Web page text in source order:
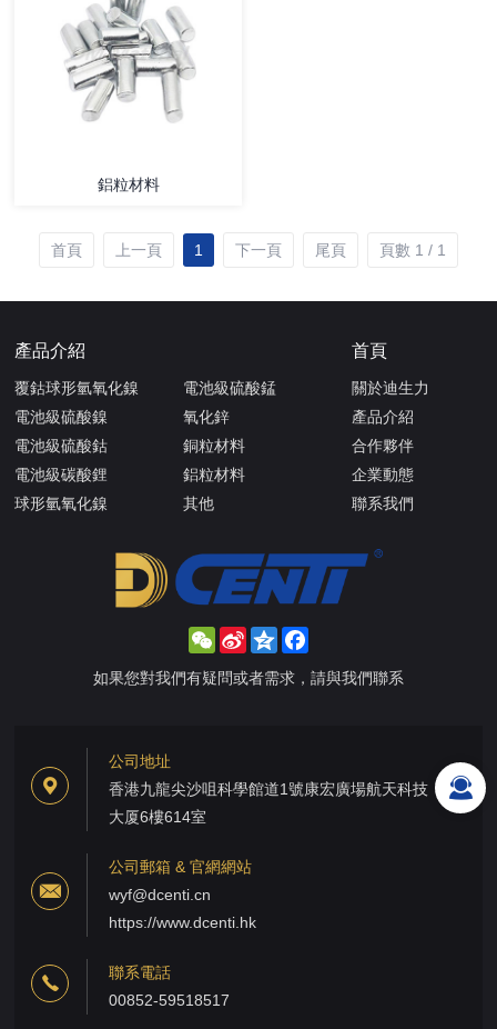
鋁粒材料
首頁 上一頁 1 下一頁 尾頁 頁數 1 / 1
產品介紹
覆鈷球形氫氧化鎳
電池級硫酸鎳
電池級硫酸鈷
電池級碳酸鋰
球形氫氧化鎳
電池級硫酸錳
氧化鋅
銅粒材料
鋁粒材料
其他
首頁
關於迪生力
產品介紹
合作夥伴
企業動態
聯系我們
WeChat
Sina
Weibo
Qzone
如果您對我們有疑問或者需求，請與我們聯系
公司地址
香港九龍尖沙咀科學館道1號康宏廣場航天科技
大厦6樓614室
公司郵箱 & 官網網站
wyf@dcenti.cn
https://www.dcenti.hk
聯系電話
00852-59518517